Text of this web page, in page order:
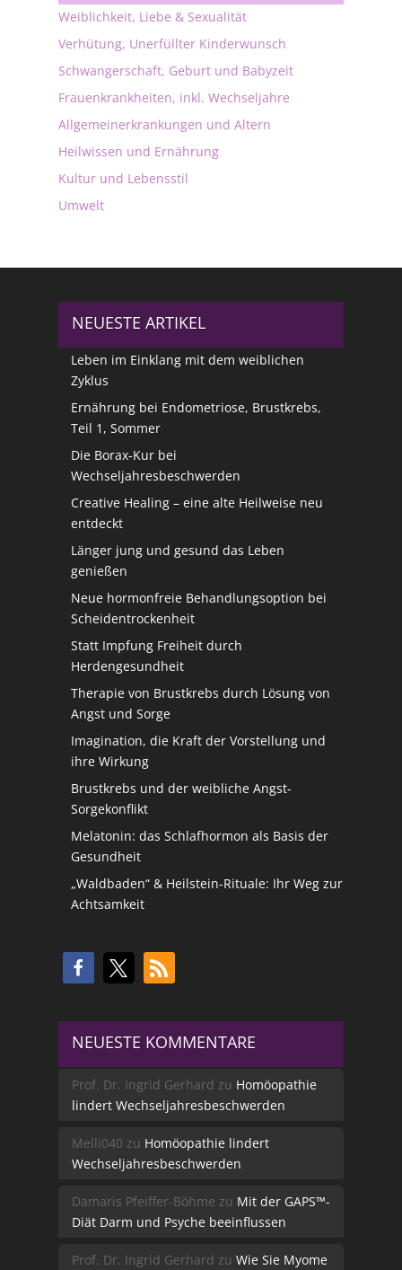
Weiblichkeit, Liebe & Sexualität
Verhütung, Unerfüllter Kinderwunsch
Schwangerschaft, Geburt und Babyzeit
Frauenkrankheiten, inkl. Wechseljahre
Allgemeinerkrankungen und Altern
Heilwissen und Ernährung
Kultur und Lebensstil
Umwelt
NEUESTE ARTIKEL
Leben im Einklang mit dem weiblichen
Zyklus
Ernährung bei Endometriose, Brustkrebs,
Teil 1, Sommer
Die Borax-Kur bei
Wechseljahresbeschwerden
Creative Healing – eine alte Heilweise neu
entdeckt
Länger jung und gesund das Leben
genießen
Neue hormonfreie Behandlungsoption bei
Scheidentrockenheit
Statt Impfung Freiheit durch
Herdengesundheit
Therapie von Brustkrebs durch Lösung von
Angst und Sorge
Imagination, die Kraft der Vorstellung und
ihre Wirkung
Brustkrebs und der weibliche Angst-
Sorgekonflikt
Melatonin: das Schlafhormon als Basis der
Gesundheit
„Waldbaden“ & Heilstein-Rituale: Ihr Weg zur
Achtsamkeit
NEUESTE KOMMENTARE
Prof. Dr. Ingrid Gerhard zu Homöopathie
lindert Wechseljahresbeschwerden
Melli040 zu Homöopathie lindert
Wechseljahresbeschwerden
Damaris Pfeiffer-Böhme zu Mit der GAPS™-
Diät Darm und Psyche beeinflussen
Prof. Dr. Ingrid Gerhard zu Wie Sie Myome